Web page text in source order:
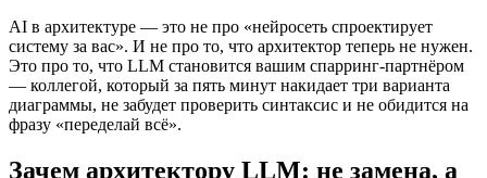
AI в архитектуре — это не про «нейросеть спроектирует
систему за вас». И не про то, что архитектор теперь не нужен.
Это про то, что LLM становится вашим спарринг-партнёром
— коллегой, который за пять минут накидает три варианта
диаграммы, не забудет проверить синтаксис и не обидится на
фразу «переделай всё».
Зачем архитектору LLM: не замена, а